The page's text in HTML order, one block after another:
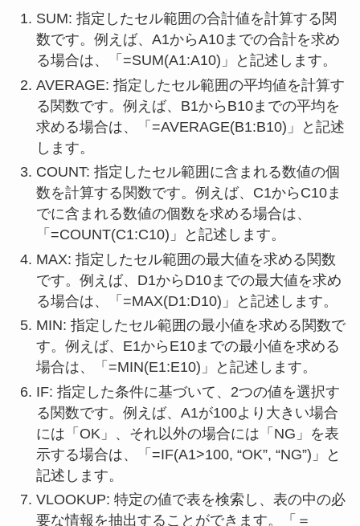
SUM: 指定したセル範囲の合計値を計算する関
数です。例えば、A1からA10までの合計を求め
る場合は、「=SUM(A1:A10)」と記述します。
AVERAGE: 指定したセル範囲の平均値を計算す
る関数です。例えば、B1からB10までの平均を
求める場合は、「=AVERAGE(B1:B10)」と記述
します。
COUNT: 指定したセル範囲に含まれる数値の個
数を計算する関数です。例えば、C1からC10ま
でに含まれる数値の個数を求める場合は、
「=COUNT(C1:C10)」と記述します。
MAX: 指定したセル範囲の最大値を求める関数
です。例えば、D1からD10までの最大値を求め
る場合は、「=MAX(D1:D10)」と記述します。
MIN: 指定したセル範囲の最小値を求める関数で
す。例えば、E1からE10までの最小値を求める
場合は、「=MIN(E1:E10)」と記述します。
IF: 指定した条件に基づいて、2つの値を選択す
る関数です。例えば、A1が100より大きい場合
には「OK」、それ以外の場合には「NG」を表
示する場合は、「=IF(A1>100, “OK”, “NG”)」と
記述します。
VLOOKUP: 特定の値で表を検索し、表の中の必
要な情報を抽出することができます。「＝